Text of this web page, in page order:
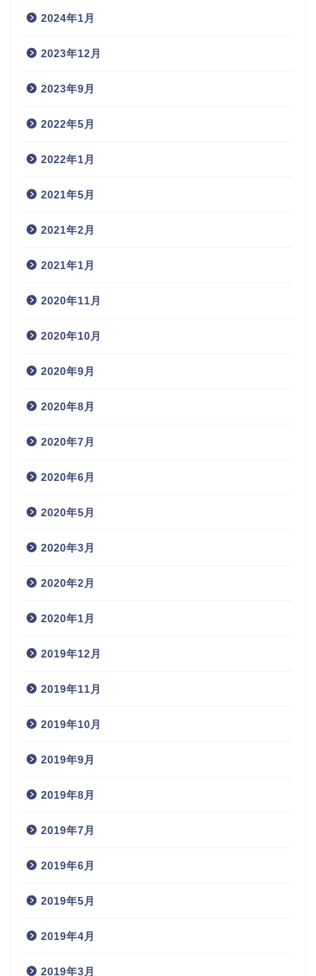
2024年1月
2023年12月
2023年9月
2022年5月
2022年1月
2021年5月
2021年2月
2021年1月
2020年11月
2020年10月
2020年9月
2020年8月
2020年7月
2020年6月
2020年5月
2020年3月
2020年2月
2020年1月
2019年12月
2019年11月
2019年10月
2019年9月
2019年8月
2019年7月
2019年6月
2019年5月
2019年4月
2019年3月